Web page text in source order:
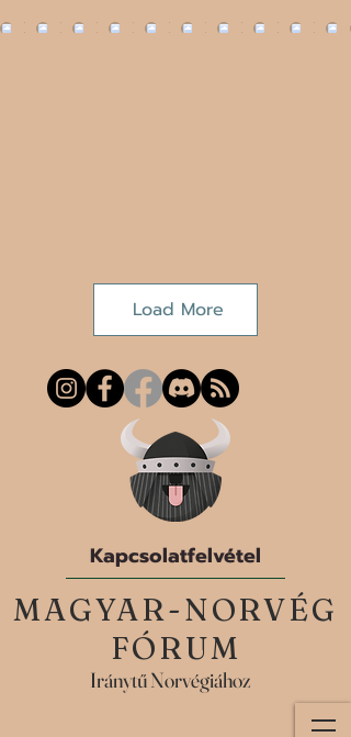
MAGYAR-NORVÉG
FÓRUM
Iránytű Norvégiához
Kapcsolatfelvétel
Load More